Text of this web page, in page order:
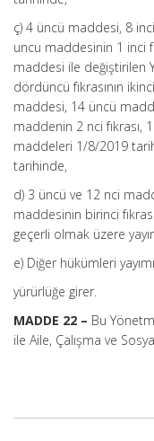
ç) 4 üncü maddesi, 8
uncu maddesinin 1 inci
maddesi ile değiştirilen
dördüncü fıkrasının
maddesi, 14 üncü
maddenin 2 nci fıkrası,
maddeleri 1/8/2019
tarihinde,
d) 3 üncü ve 12 nci
maddesinin birinci
geçerli olmak üzere
e) Diğer hükümleri
yürürlüğe girer.
MADDE 22 – Bu
ile Aile, Çalışma ve